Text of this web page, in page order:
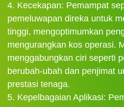
4. Kecekapan: Pemampat
pemeluwapan direka untuk
tinggi, mengoptimumkan
mengurangkan kos operasi.
menggabungkan ciri seperti
berubah-ubah dan penjimat
prestasi tenaga.
5. Kepelbagaian Aplikasi: